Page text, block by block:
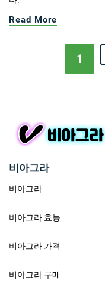
Read More
1
비아그라
비아그라
비아그라 효능
비아그라 가격
비아그라 구매